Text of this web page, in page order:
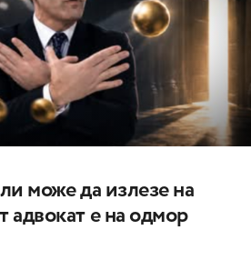
може да излезе на
адвокат е на одмор